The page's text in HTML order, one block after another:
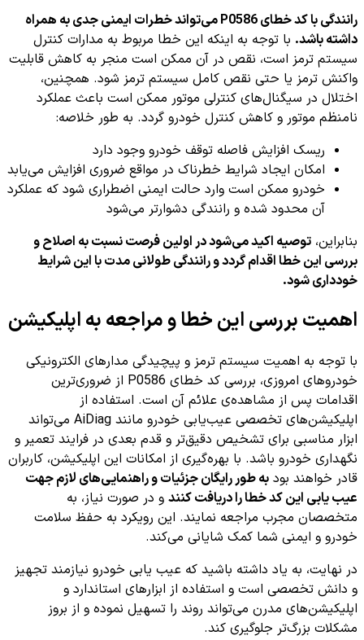
رانندگی با کد خطای P0586 می‌تواند خطرات ایمنی جدی به همراه
داشته باشد. با توجه به اینکه این خطا مربوط به مدارات کنترل
سیستم ترمز است، نقص در آن ممکن است منجر به کاهش قابلیت
واکنش ترمز یا حتی نقص کامل سیستم ترمز شود. همچنین،
اختلال در سیگنال‌های کنترلی موتور ممکن است باعث عملکرد
نامنظم موتور و کاهش کنترل خودرو گردد. به طور خلاصه:
ریسک افزایش فاصله توقف خودرو وجود دارد
امکان ایجاد شرایط خطرناک در مواقع ضروری افزایش می‌یابد
خودرو ممکن است وارد حالت ایمنی اضطراری شود که عملکرد
آن محدود شده و رانندگی دشوارتر می‌شود
بنابراین، توصیه اکید می‌شود در اولین فرصت نسبت به اصلاح و
بررسی این خطا اقدام گردد و رانندگی طولانی مدت با این شرایط
خودداری شود.
اهمیت بررسی این خطا و مراجعه به اپلیکیشن
با توجه به اهمیت سیستم ترمز و پیچیدگی مدارهای الکترونیکی
خودروهای امروزی، بررسی کد خطای P0586 از ضروری‌ترین
اقدامات پس از مشاهده‌ی علائم آن است. استفاده از
اپلیکیشن‌های تخصصی عیب‌یابی خودرو مانند AiDiag می‌تواند
ابزار مناسبی برای تشخیص دقیق‌تر و قدم بعدی در فرایند تعمیر و
نگهداری خودرو باشد. با بهره‌گیری از امکانات این اپلیکیشن، کاربران
قادر خواهند بود به طور رایگان جزئیات و راهنمایی‌های لازم جهت
عیب یابی این کد خطا را دریافت کنند و در صورت نیاز، به
متخصصان مجرب مراجعه نمایند. این رویکرد به حفظ سلامت
خودرو و ایمنی شما کمک شایانی می‌کند.
در نهایت، به یاد داشته باشید که عیب یابی خودرو نیازمند تجهیز
و دانش تخصصی است و استفاده از ابزارهای استاندارد و
اپلیکیشن‌های مدرن می‌تواند روند را تسهیل نموده و از بروز
مشکلات بزرگ‌تر جلوگیری کند.